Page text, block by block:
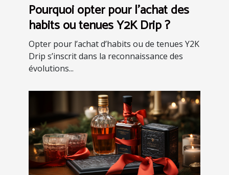
Pourquoi opter pour l’achat des
habits ou tenues Y2K Drip ?
Opter pour l’achat d’habits ou de tenues Y2K
Drip s’inscrit dans la reconnaissance des
évolutions...